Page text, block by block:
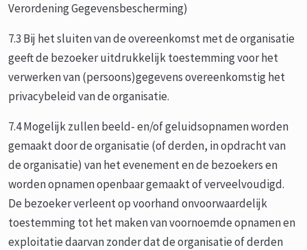
Verordening Gegevensbescherming)
7.3 Bij het sluiten van de overeenkomst met de organisatie
geeft de bezoeker uitdrukkelijk toestemming voor het
verwerken van (persoons)gegevens overeenkomstig het
privacybeleid van de organisatie.
7.4 Mogelijk zullen beeld- en/of geluidsopnamen worden
gemaakt door de organisatie (of derden, in opdracht van
de organisatie) van het evenement en de bezoekers en
worden opnamen openbaar gemaakt of verveelvoudigd.
De bezoeker verleent op voorhand onvoorwaardelijk
toestemming tot het maken van voornoemde opnamen en
exploitatie daarvan zonder dat de organisatie of derden